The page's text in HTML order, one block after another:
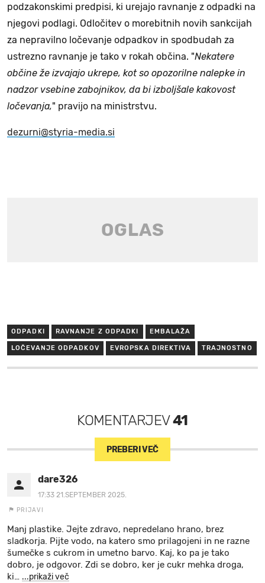
podzakonskimi predpisi, ki urejajo ravnanje z odpadki na
njegovi podlagi. Odločitev o morebitnih novih sankcijah
za nepravilno ločevanje odpadkov in spodbudah za
ustrezno ravnanje je tako v rokah občina. "Nekatere
občine že izvajajo ukrepe, kot so opozorilne nalepke in
nadzor vsebine zabojnikov, da bi izboljšale kakovost
ločevanja," pravijo na ministrstvu.
dezurni@styria-media.si
ODPADKI RAVNANJE Z ODPADKI EMBALAŽA
LOČEVANJE ODPADKOV EVROPSKA DIREKTIVA TRAJNOSTNO
KOMENTARJEV41
PREBERI VEČ
dare326
17:33 21.SEPTEMBER 2025.
PRIJAVI
Manj plastike. Jejte zdravo, nepredelano hrano, brez
sladkorja. Pijte vodo, na katero smo prilagojeni in ne razne
šumečke s cukrom in umetno barvo. Kaj, ko pa je tako
dobro, je odgovor. Zdi se dobro, ker je cukr mehka droga,
ki… ...prikaži več